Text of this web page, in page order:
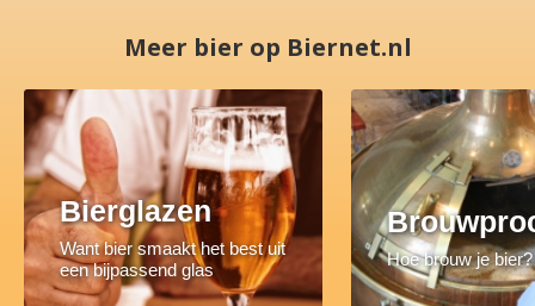
Meer bier op Biernet.nl
Bierglazen
Want bier smaakt het best uit
een bijpassend glas
Hoe brouw je bier?